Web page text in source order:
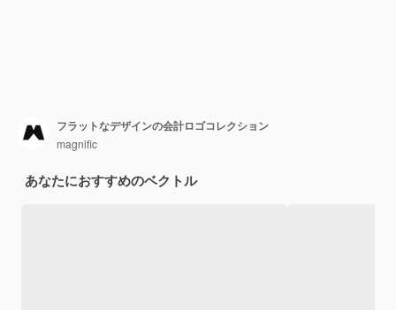
フラットなデザインの会計ロゴコレクション
magnific
あなたにおすすめのベクトル